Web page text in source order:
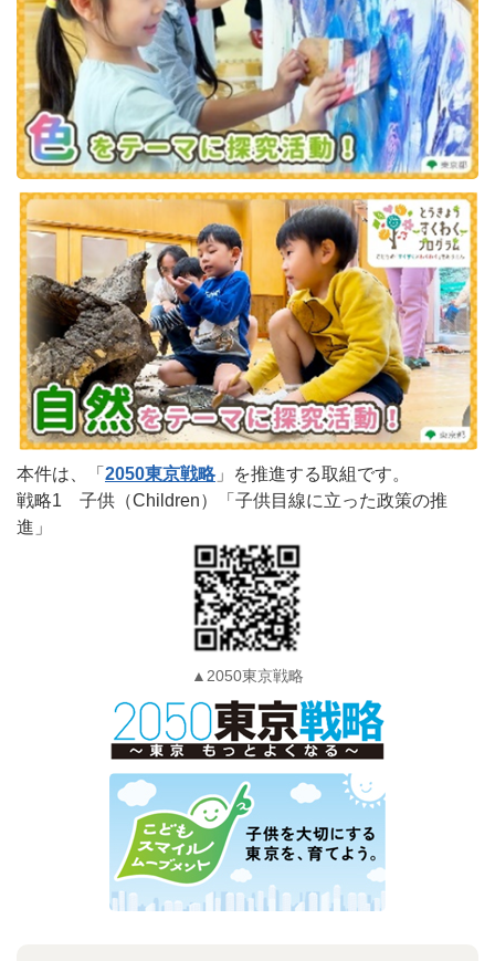
本件は、「 2050東京戦略」を推進する取組です。
戦略1 子供（Children）「子供目線に立った政策の推
進」
▲2050東京戦略